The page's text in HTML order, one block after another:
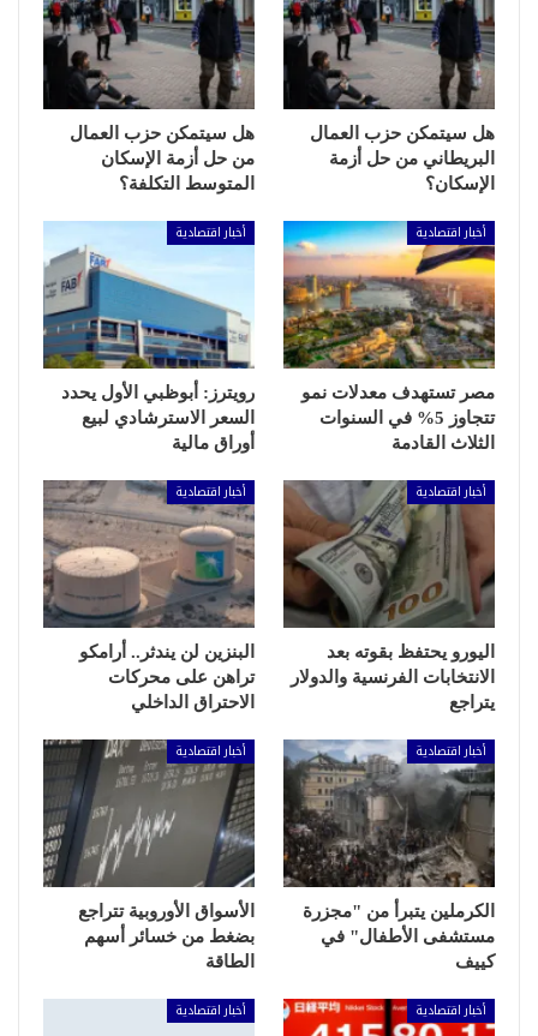
هل سيتمكن حزب العمال
البريطاني من حل أزمة
الإسكان؟
هل سيتمكن حزب العمال
من حل أزمة الإسكان
المتوسط التكلفة؟
أخبار اقتصادية
مصر تستهدف معدلات نمو
تتجاوز 5% في السنوات
الثلاث القادمة
أخبار اقتصادية
رويترز: أبوظبي الأول يحدد
السعر الاسترشادي لبيع
أوراق مالية
أخبار اقتصادية
اليورو يحتفظ بقوته بعد
الانتخابات الفرنسية والدولار
يتراجع
أخبار اقتصادية
البنزين لن يندثر.. أرامكو
تراهن على محركات
الاحتراق الداخلي
أخبار اقتصادية
الكرملين يتبرأ من "مجزرة
مستشفى الأطفال" في
كييف
أخبار اقتصادية
الأسواق الأوروبية تتراجع
بضغط من خسائر أسهم
الطاقة
أخبار اقتصادية أخبار اقتصادية